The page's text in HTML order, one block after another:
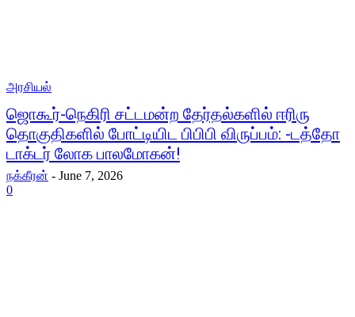
அரசியல்
ஜொகூர்-நெகிரி சட்டமன்ற தேர்தல்களில் ஈரிரு
தொகுதிகளில் போட்டியிட பிபிபி விருப்பம்: -டத்தோ
டாக்டர் லோக பாலமோகன்!
நக்கீரன் - June 7, 2026
0